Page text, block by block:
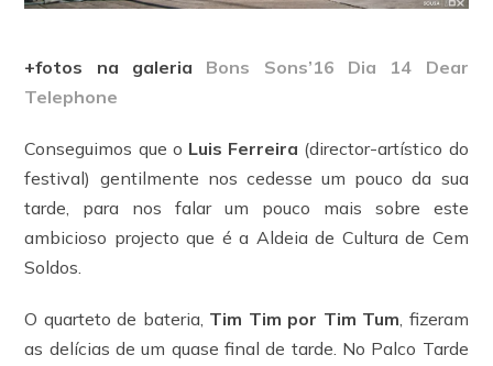
+fotos na galeria Bons Sons’16 Dia 14 Dear
Telephone
Conseguimos que o Luis Ferreira (director-artístico do
festival) gentilmente nos cedesse um pouco da sua
tarde, para nos falar um pouco mais sobre este
ambicioso projecto que é a Aldeia de Cultura de Cem
Soldos.
O quarteto de bateria, Tim Tim por Tim Tum, fizeram
as delícias de um quase final de tarde. No Palco Tarde